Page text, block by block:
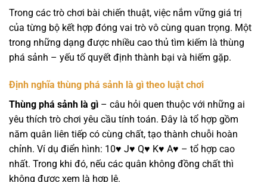
Trong các trò chơi bài chiến thuật, việc nắm vững giá trị
của từng bộ kết hợp đóng vai trò vô cùng quan trọng. Một
trong những dạng được nhiều cao thủ tìm kiếm là thùng
phá sảnh – yếu tố quyết định thành bại và hiếm gặp.
Định nghĩa thùng phá sảnh là gì theo luật chơi
Thùng phá sảnh là gì – câu hỏi quen thuộc với những ai
yêu thích trò chơi yêu cầu tính toán. Đây là tổ hợp gồm
năm quân liên tiếp có cùng chất, tạo thành chuỗi hoàn
chỉnh. Ví dụ điển hình: 10♥ J♥ Q♥ K♥ A♥ – tổ hợp cao
nhất. Trong khi đó, nếu các quân không đồng chất thì
không được xem là hợp lệ.